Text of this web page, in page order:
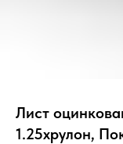
Лист
1.25хрулон,